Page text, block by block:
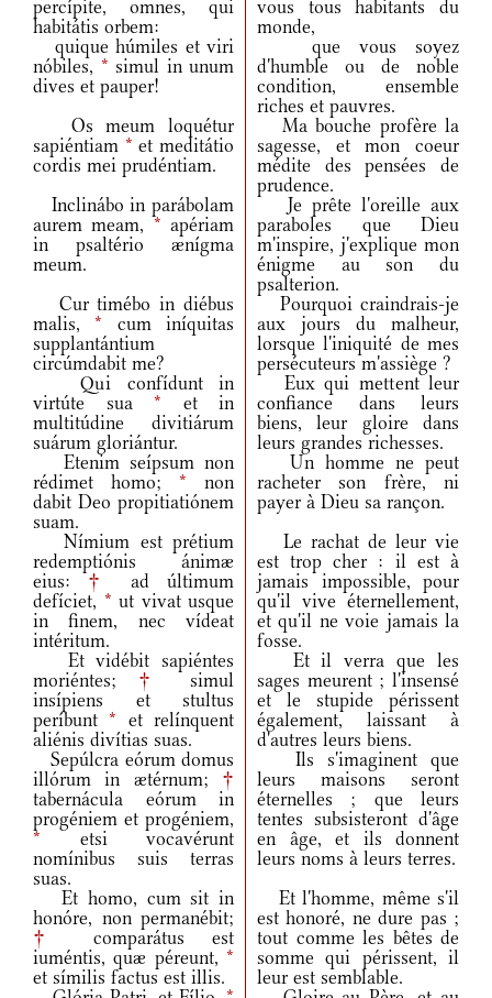
percípite, omnes, qui
habitátis orbem:
vous tous habitants du
monde,
quique húmiles et viri
nóbiles, * simul in unum
dives et pauper!
que vous soyez
d'humble ou de noble
condition, ensemble
riches et pauvres.
Os meum loquétur
sapiéntiam * et meditátio
cordis mei prudéntiam.
Ma bouche profère la
sagesse, et mon coeur
médite des pensées de
prudence.
Inclinábo in parábolam
aurem meam, * apériam
in psaltério ænígma
meum.
Je prête l'oreille aux
paraboles que Dieu
m'inspire, j'explique mon
énigme au son du
psalterion.
Cur timébo in diébus
malis,* cum iníquitas
supplantántium
circúmdabit me?
Pourquoi craindrais-je
aux jours du malheur,
lorsque l'iniquité de mes
persécuteurs m'assiège ?
Qui confídunt in
virtúte sua * et in
multitúdine divitiárum
suárum gloriántur.
Eux qui mettent leur
confiance dans leurs
biens, leur gloire dans
leurs grandes richesses.
Etenim seípsum non
rédimet homo; * non
dabit Deo propitiatiónem
suam.
Un homme ne peut
racheter son frère, ni
payer à Dieu sa rançon.
Nímium est prétium
redemptiónis ánimæ
eius: †
ad últimum
defíciet, * ut vivat usque
in finem, nec vídeat
intéritum.
Le rachat de leur vie
est trop cher : il est à
jamais impossible, pour
qu'il vive éternellement,
et qu'il ne voie jamais la
fosse.
Et vidébit sapiéntes
moriéntes; †
simul
insípiens et stultus
períbunt* et relínquent
aliénis divítias suas.
Et il verra que les
sages meurent ; l'insensé
et le stupide périssent
également, laissant à
d'autres leurs biens.
Sepúlcra eórum domus
illórum in ætérnum; †
tabernácula eórum in
progéniem et progéniem,
* etsi vocavérunt
nomínibus suis terras
suas.
Ils s'imaginent que
leurs maisons seront
éternelles ; que leurs
tentes subsisteront d'âge
en âge, et ils donnent
leurs noms à leurs terres.
Et homo, cum sit in
honóre, non permanébit;
†
comparátus est
iuméntis, quæ péreunt, *
et símilis factus est illis.
Et l'homme, même s'il
est honoré, ne dure pas ;
tout comme les bêtes de
somme qui périssent, il
leur est semblable.